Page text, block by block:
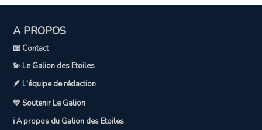
A PROPOS
📧 Contact
💫 Le Galion des Etoiles
🪶 L'équipe de rédaction
💛 Soutenir Le Galion
ℹ️ A propos du Galion des Etoiles